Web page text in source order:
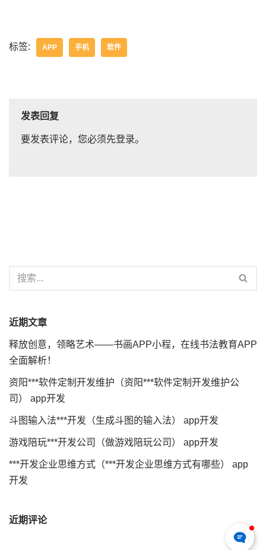
标签: APP 手机 软件
发表回复
要发表评论，您必须先登录。
近期文章
释放创意，领略艺术——书画APP小程，在线书法教育APP
全面解析！
资阳***软件定制开发维护（资阳***软件定制开发维护公
司） app开发
斗图输入法***开发（生成斗图的输入法） app开发
游戏陪玩***开发公司（做游戏陪玩公司） app开发
***开发企业思维方式（***开发企业思维方式有哪些） app
开发
近期评论